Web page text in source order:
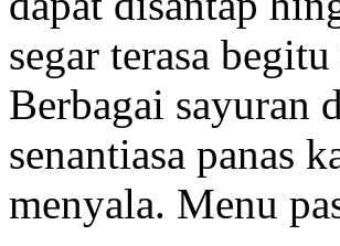
segar terasa
Berbagai sayuran
senantiasa panas
menyala. Menu